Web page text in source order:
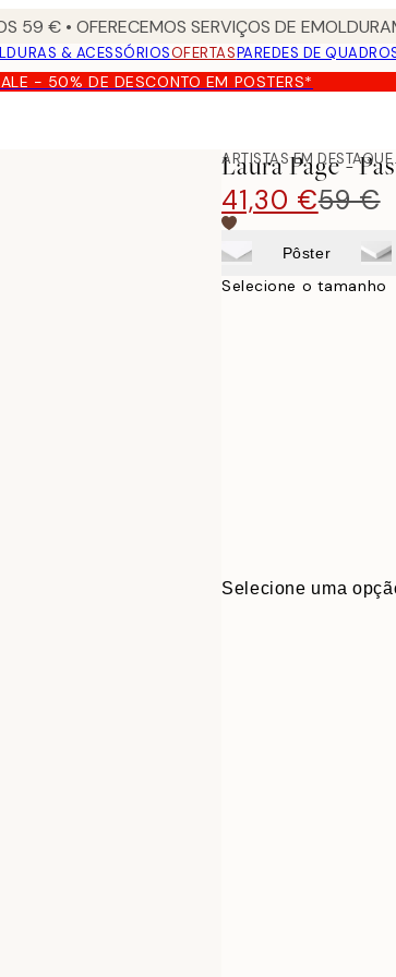
59 € • OFERECEMOS SERVIÇOS DE
& ACESSÓRIOSOFERTASPAREDES DE
- 50% DE DESCONTO EM POSTERS*
ARTISTAS EM DESTAQUE
Laura Page -
41,30 €59 €
Pôster
Selecione o tamanho
Selecione uma